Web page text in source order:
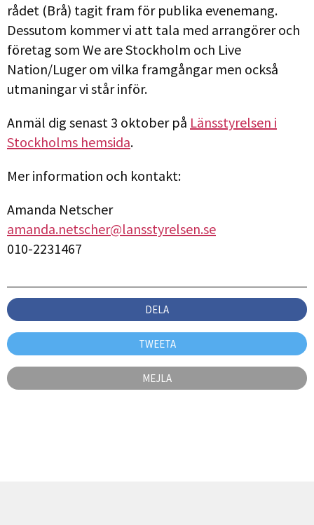
rådet (Brå) tagit fram för publika evenemang.
Dessutom kommer vi att tala med arrangörer och
företag som We are Stockholm och Live
Nation/Luger om vilka framgångar men också
utmaningar vi står inför.
Anmäl dig senast 3 oktober på Länsstyrelsen i
Stockholms hemsida.
Mer information och kontakt:
Amanda Netscher
amanda.netscher@lansstyrelsen.se
010-2231467
DELA
TWEETA
MEJLA